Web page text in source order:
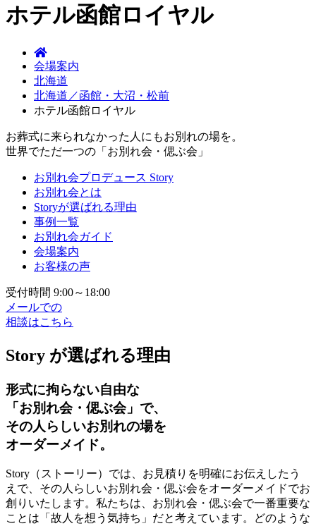
ホテル函館ロイヤル
会場案内
北海道
北海道／函館・大沼・松前
ホテル函館ロイヤル
お葬式に来られなかった人にもお別れの場を。
世界でただ一つの「お別れ会・偲ぶ会」
お別れ会プロデュース Story
お別れ会とは
Storyが選ばれる理由
事例一覧
お別れ会ガイド
会場案内
お客様の声
受付時間 9:00～18:00
メールでの
相談はこちら
Story が選ばれる理由
形式に拘らない自由な
「お別れ会・偲ぶ会」で、
その人らしいお別れの場を
オーダーメイド。
Story（ストーリー）では、お見積りを明確にお伝えしたう
えで、その人らしいお別れ会・偲ぶ会をオーダーメイドでお
創りいたします。私たちは、お別れ会・偲ぶ会で一番重要な
ことは「故人を想う気持ち」だと考えています。どのような